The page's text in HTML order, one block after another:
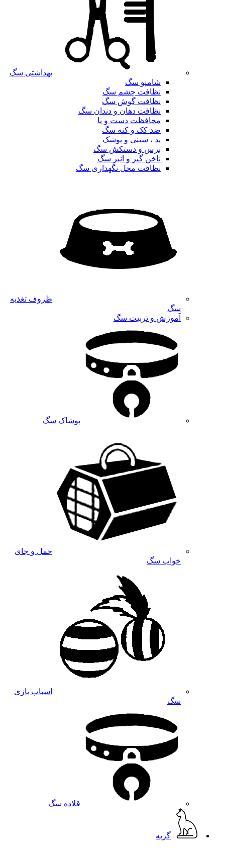
بهداشتی سگ
شامپو سگ
نظافت چشم سگ
نظافت گوش سگ
نظافت دهان و دندان سگ
محافظت دست و پا
ضد کک و کنه سگ
پد ، سینی و پوشک
برس و دستکش سگ
ناخن گیر و انبر سگ
نظافت محل نگهداری سگ
ظروف تغذیه
سگ
آموزش و تربیت سگ
پوشاک سگ
حمل و جای
خواب سگ
اسباب بازی
سگ
قلاده سگ
گربه